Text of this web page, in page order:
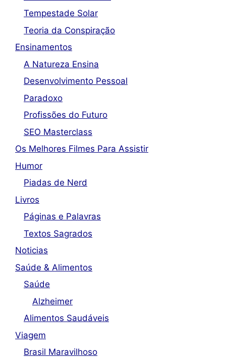
Tempestade Solar
Teoria da Conspiração
Ensinamentos
A Natureza Ensina
Desenvolvimento Pessoal
Paradoxo
Profissões do Futuro
SEO Masterclass
Os Melhores Filmes Para Assistir
Humor
Piadas de Nerd
Livros
Páginas e Palavras
Textos Sagrados
Noticias
Saúde & Alimentos
Saúde
Alzheimer
Alimentos Saudáveis
Viagem
Brasil Maravilhoso